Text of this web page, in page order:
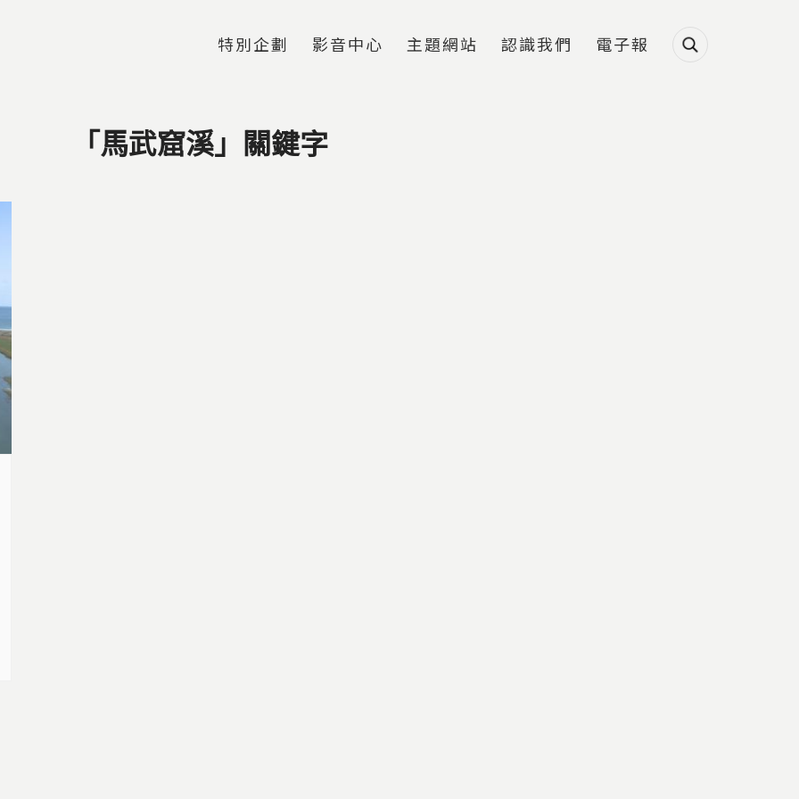
特別企劃 影音中心 主題網站 認識我們 電子報
「馬武窟溪」關鍵字